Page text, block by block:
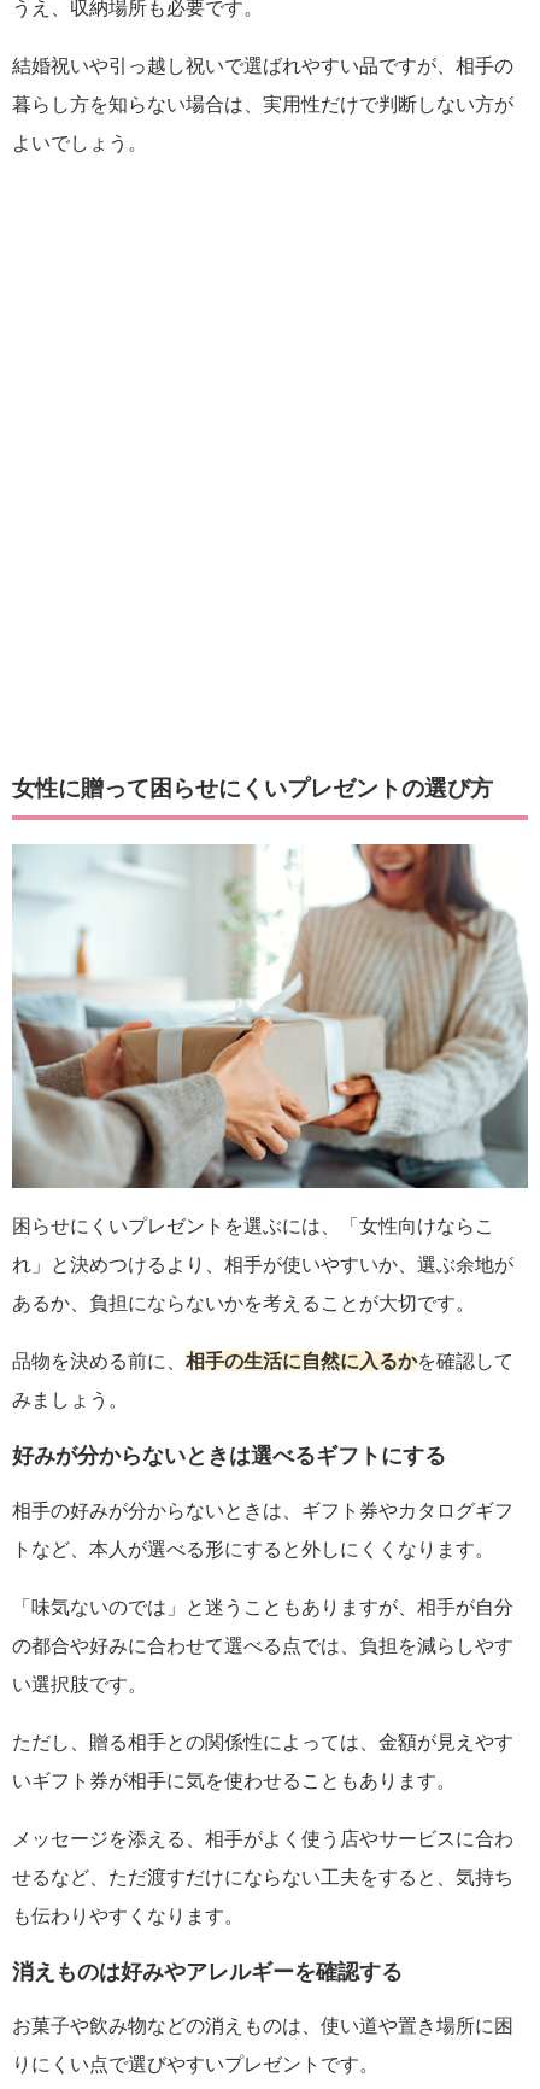
うえ、収納場所も必要です。
結婚祝いや引っ越し祝いで選ばれやすい品ですが、相手の
暮らし方を知らない場合は、実用性だけで判断しない方が
よいでしょう。
女性に贈って困らせにくいプレゼントの選び方
困らせにくいプレゼントを選ぶには、「女性向けならこ
れ」と決めつけるより、相手が使いやすいか、選ぶ余地が
あるか、負担にならないかを考えることが大切です。
品物を決める前に、 相手の生活に自然に入るかを確認して
みましょう。
好みが分からないときは選べるギフトにする
相手の好みが分からないときは、ギフト券やカタログギフ
トなど、本人が選べる形にすると外しにくくなります。
「味気ないのでは」と迷うこともありますが、相手が自分
の都合や好みに合わせて選べる点では、負担を減らしやす
い選択肢です。
ただし、贈る相手との関係性によっては、金額が見えやす
いギフト券が相手に気を使わせることもあります。
メッセージを添える、相手がよく使う店やサービスに合わ
せるなど、ただ渡すだけにならない工夫をすると、気持ち
も伝わりやすくなります。
消えものは好みやアレルギーを確認する
お菓子や飲み物などの消えものは、使い道や置き場所に困
りにくい点で選びやすいプレゼントです。